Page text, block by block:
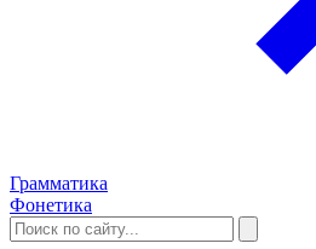
Грамматика
Фонетика